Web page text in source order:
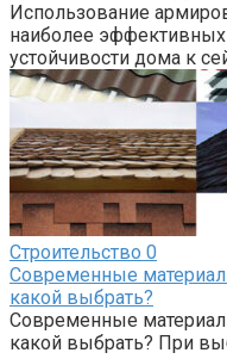
Использование
наиболее
устойчивости дома к
Строительство 0
Современные
какой выбрать?
Современные
какой выбрать? При